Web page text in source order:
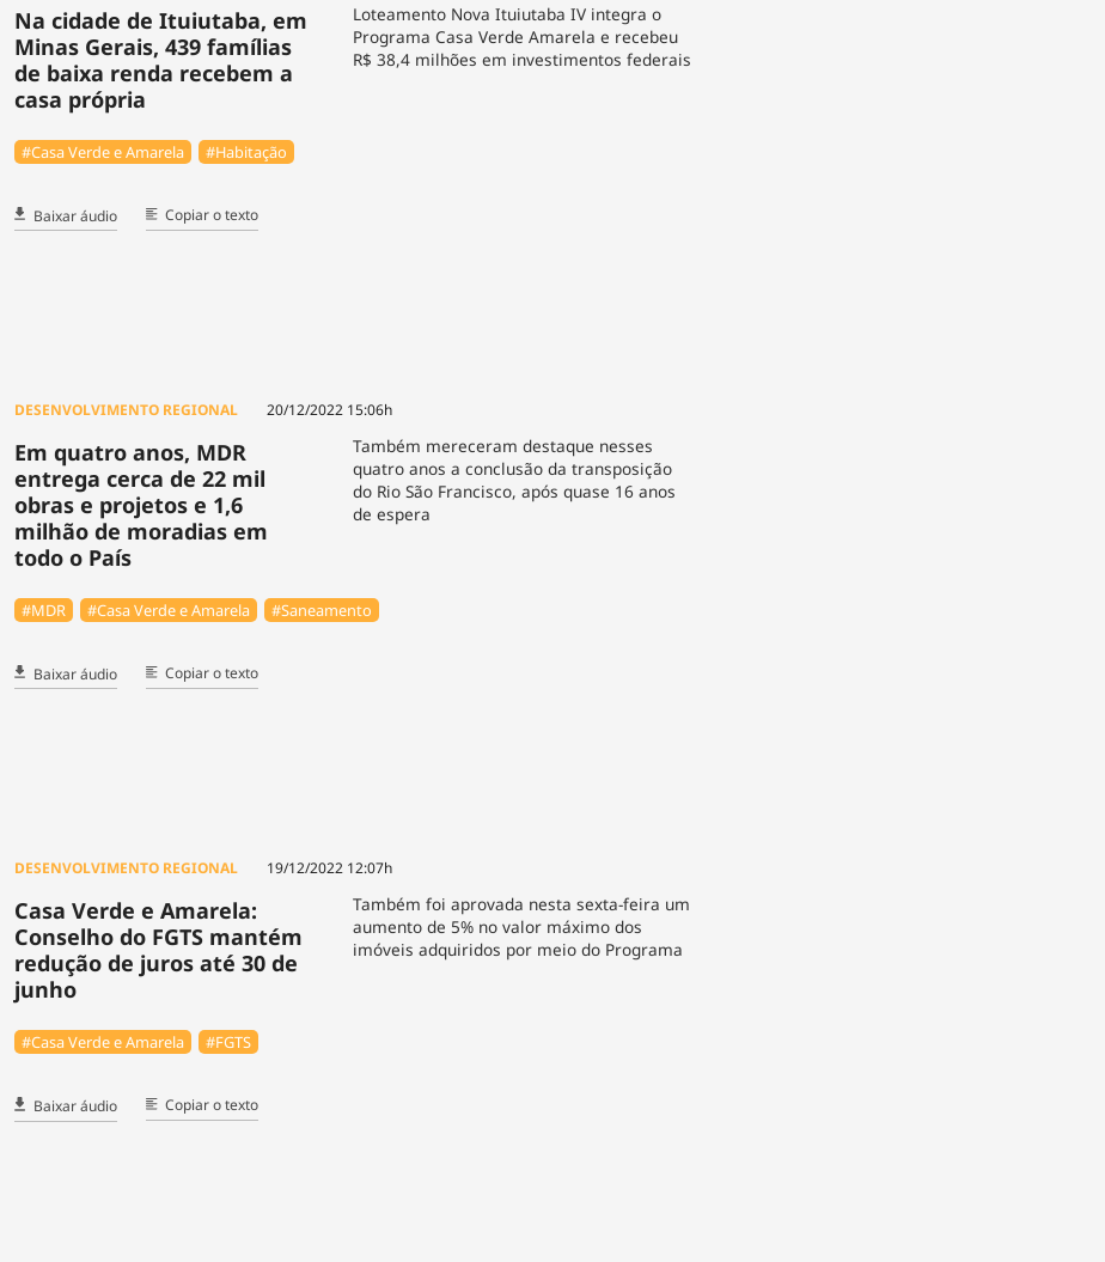
Na cidade de Ituiutaba, em
Minas Gerais, 439 famílias
de baixa renda recebem a
casa própria
Loteamento Nova Ituiutaba IV integra o
Programa Casa Verde Amarela e recebeu
R$ 38,4 milhões em investimentos federais
#Casa Verde e Amarela #Habitação
Baixar áudio Copiar o texto
DESENVOLVIMENTO REGIONAL 20/12/2022 15:06h
Em quatro anos, MDR
entrega cerca de 22 mil
obras e projetos e 1,6
milhão de moradias em
todo o País
Também mereceram destaque nesses
quatro anos a conclusão da transposição
do Rio São Francisco, após quase 16 anos
de espera
#MDR #Casa Verde e Amarela #Saneamento
Baixar áudio Copiar o texto
DESENVOLVIMENTO REGIONAL 19/12/2022 12:07h
Casa Verde e Amarela:
Conselho do FGTS mantém
redução de juros até 30 de
junho
Também foi aprovada nesta sexta-feira um
aumento de 5% no valor máximo dos
imóveis adquiridos por meio do Programa
#Casa Verde e Amarela #FGTS
Baixar áudio Copiar o texto